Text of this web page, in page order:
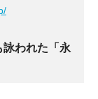
われた「永